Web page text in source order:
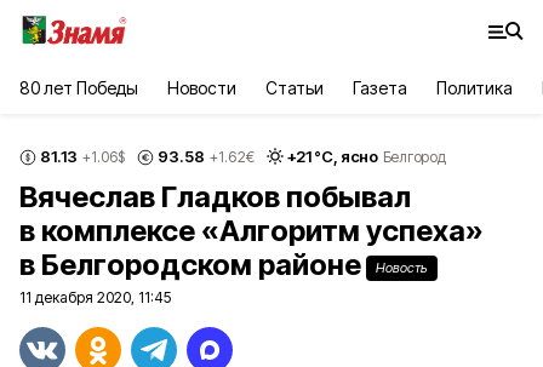
80 лет Победы Новости Статьи Газета Политика
81.13 +1.06$ 93.58 +1.62€ +21°С, ясно Белгород
Вячеслав Гладков побывал
в комплексе «Алгоритм успеха»
в Белгородском районе
Новость
11 декабря 2020, 11:45